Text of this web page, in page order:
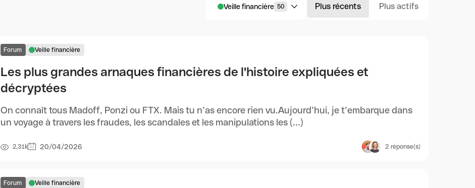
Veille financière 50 Plus récents Plus actifs
Forum Veille financière
Les plus grandes arnaques financières de l'histoire expliquées et
décryptées
On connaît tous Madoff, Ponzi ou FTX. Mais tu n’as encore rien vu.Aujourd’hui, je t’embarque dans
un voyage à travers les fraudes, les scandales et les manipulations les (...)
2,31k 20/04/2026 2 réponse(s)
Forum Veille financière